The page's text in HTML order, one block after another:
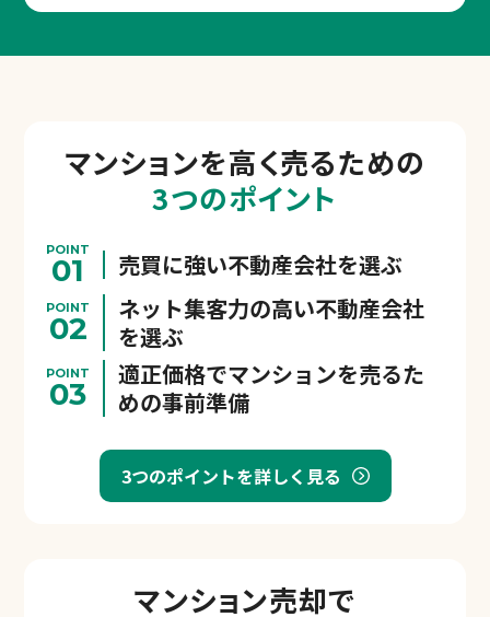
マンションを高く売るための
3つのポイント
POINT
01 売買に強い不動産会社を選ぶ
POINT
02
ネット集客力の高い不動産会社
を選ぶ
POINT
03
適正価格でマンションを売るた
めの事前準備
3つのポイントを詳しく見る
マンション売却で